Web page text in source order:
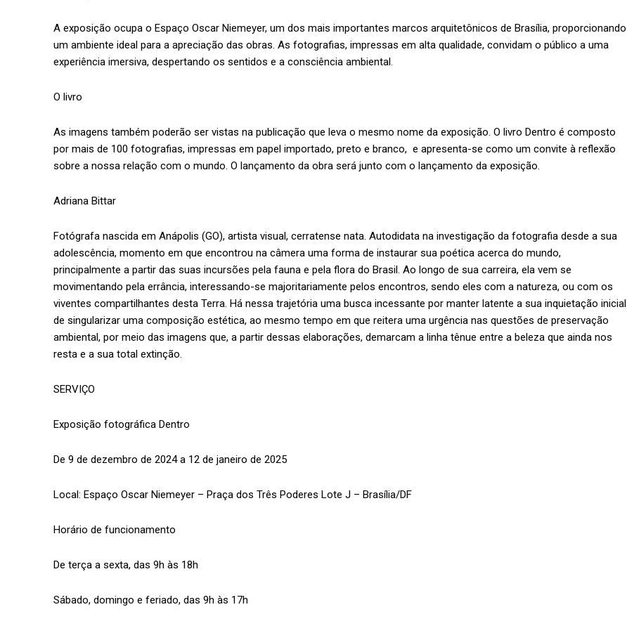
A exposição ocupa o Espaço Oscar Niemeyer, um dos mais importantes marcos arquitetônicos de Brasília, proporcionando
um ambiente ideal para a apreciação das obras. As fotografias, impressas em alta qualidade, convidam o público a uma
experiência imersiva, despertando os sentidos e a consciência ambiental.
O livro
As imagens também poderão ser vistas na publicação que leva o mesmo nome da exposição. O livro Dentro é composto
por mais de 100 fotografias, impressas em papel importado, preto e branco, e apresenta-se como um convite à reflexão
sobre a nossa relação com o mundo. O lançamento da obra será junto com o lançamento da exposição.
Adriana Bittar
Fotógrafa nascida em Anápolis (GO), artista visual, cerratense nata. Autodidata na investigação da fotografia desde a sua
adolescência, momento em que encontrou na câmera uma forma de instaurar sua poética acerca do mundo,
principalmente a partir das suas incursões pela fauna e pela flora do Brasil. Ao longo de sua carreira, ela vem se
movimentando pela errância, interessando-se majoritariamente pelos encontros, sendo eles com a natureza, ou com os
viventes compartilhantes desta Terra. Há nessa trajetória uma busca incessante por manter latente a sua inquietação inicial
de singularizar uma composição estética, ao mesmo tempo em que reitera uma urgência nas questões de preservação
ambiental, por meio das imagens que, a partir dessas elaborações, demarcam a linha tênue entre a beleza que ainda nos
resta e a sua total extinção.
SERVIÇO
Exposição fotográfica Dentro
De 9 de dezembro de 2024 a 12 de janeiro de 2025
Local: Espaço Oscar Niemeyer – Praça dos Três Poderes Lote J – Brasília/DF
Horário de funcionamento
De terça a sexta, das 9h às 18h
Sábado, domingo e feriado, das 9h às 17h